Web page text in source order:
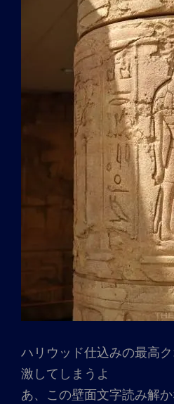
ハリウッド仕込みの最高
激してしまうよ
あ、この壁面文字読み解